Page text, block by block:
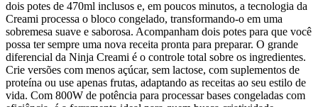
dois potes de 470ml inclusos e, em poucos minutos, a tecnologia da
Creami processa o bloco congelado, transformando-o em uma
sobremesa suave e saborosa. Acompanham dois potes para que você
possa ter sempre uma nova receita pronta para preparar. O grande
diferencial da Ninja Creami é o controle total sobre os ingredientes.
Crie versões com menos açúcar, sem lactose, com suplementos de
proteína ou use apenas frutas, adaptando as receitas ao seu estilo de
vida. Com 800W de potência para processar bases congeladas com